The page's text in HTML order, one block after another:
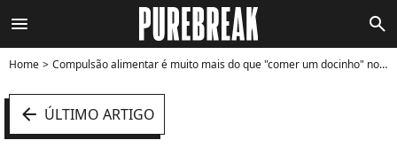
menu search
Home Compulsão alimentar é muito mais do que "comer um docinho" no final de semana - Foto
arrow_left ÚLTIMO ARTIGO